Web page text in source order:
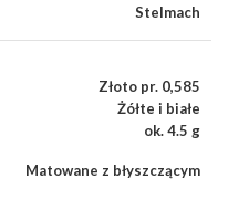
Stelmach
Złoto pr. 0,585
Żółte i białe
ok. 4.5 g
Matowane z błyszczącym